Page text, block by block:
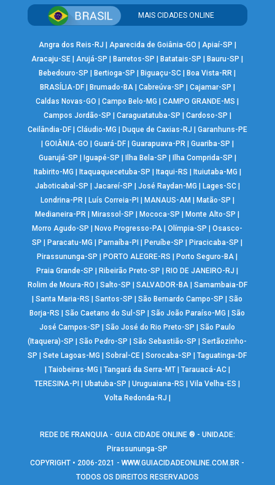
MAIS CIDADES ONLINE
Angra dos Reis-RJ Aparecida de Goiânia-GO Apiaí-SP
Aracaju-SE |Arujá-SP Barretos-SP Batatais-SP Bauru-SP
Bebedouro-SP
Bertioga-SP Biguaçu-SC Boa Vista-RR
BRASÍLIA-DF| Brumado-BA| Cabreúva-SP Cajamar-SP
Caldas Novas-GO
|Campo Belo-MG |CAMPO GRANDE-MS
Campos Jordão-SP
Caraguatatuba-SP Cardoso-SP
Ceilândia-DF| Cláudio-MG Duque de Caxias-RJ
Garanhuns-PE
GOIÂNIA-GO Guará-DF| Guarapuava-PR| Guariba-SP
Guarujá-SP
Iguapé-SP Ilha Bela-SP Ilha Comprida-SP
Itabirito-MG
Itaquaquecetuba-SP Itaqui-RS Ituiutaba-MG
Jaboticabal-SP
Jacareí-SP José Raydan-MG Lages-SC|
Londrina-PR| Luís Correia-PI MANAUS-AM Matão-SP
Medianeira-PR
Mirassol-SP Mococa-SP Monte Alto-SP
Morro Agudo-SP
Novo Progresso-PA |Olímpia-SP |Osasco-
SP
Paracatu-MG Parnaíba-PI Peruíbe-SP Piracicaba-SP
Pirassununga-SP
PORTO ALEGRE-RS Porto Seguro-BA
Praia Grande-SP
Ribeirão Preto-SP RIO DE JANEIRO-RJ
Rolim de Moura-RO
Salto-SP SALVADOR-BA| Samambaia-DF
|Santa Maria-RS |Santos-SP |São Bernardo Campo-SP |São
Borja-RS
|São Caetano do Sul-SP |São João Paraíso-MG |São
José Campos-SP
|São José do Rio Preto-SP |São Paulo
(Itaquera)-SP
|São Pedro-SP |São Sebastião-SP |Sertãozinho-
SP
|Sete Lagoas-MG |Sobral-CE |Sorocaba-SP |Taguatinga-DF
Taiobeiras-MG Tangará da Serra-MT| Tarauacá-AC|
TERESINA-PI
|Ubatuba-SP |Uruguaiana-RS |Vila Velha-ES
Volta Redonda-RJ
REDE DE FRANQUIA - GUIA CIDADE ONLINE ® - UNIDADE:
Pirassununga-SP
COPYRIGHT • 2006-2021 -WWW.GUIACIDADEONLINE.COM.BR -
TODOS OS DIREITOS RESERVADOS